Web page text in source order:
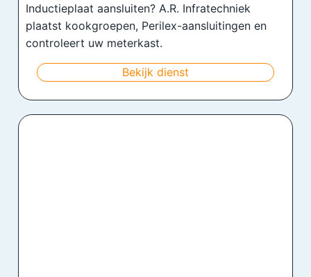
Inductieplaat aansluiten? A.R. Infratechniek
plaatst kookgroepen, Perilex-aansluitingen en
controleert uw meterkast.
Bekijk dienst